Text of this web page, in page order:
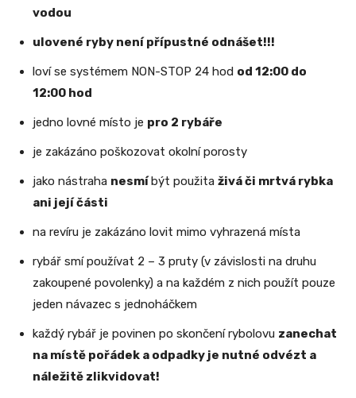
vodou
ulovené ryby není přípustné odnášet!!!
loví se systémem NON-STOP 24 hod od 12:00 do
12:00 hod
jedno lovné místo je pro 2 rybáře
je zakázáno poškozovat okolní porosty
jako nástraha nesmíbýt použita živá či mrtvá rybka
ani její části
na revíru je zakázáno lovit mimo vyhrazená místa
rybář smí používat 2 – 3 pruty (v závislosti na druhu
zakoupené povolenky) a na každém z nich použít pouze
jeden návazec s jednoháčkem
každý rybář je povinen po skončení rybolovu zanechat
na místě pořádek a odpadky je nutné odvézt a
náležitě zlikvidovat!